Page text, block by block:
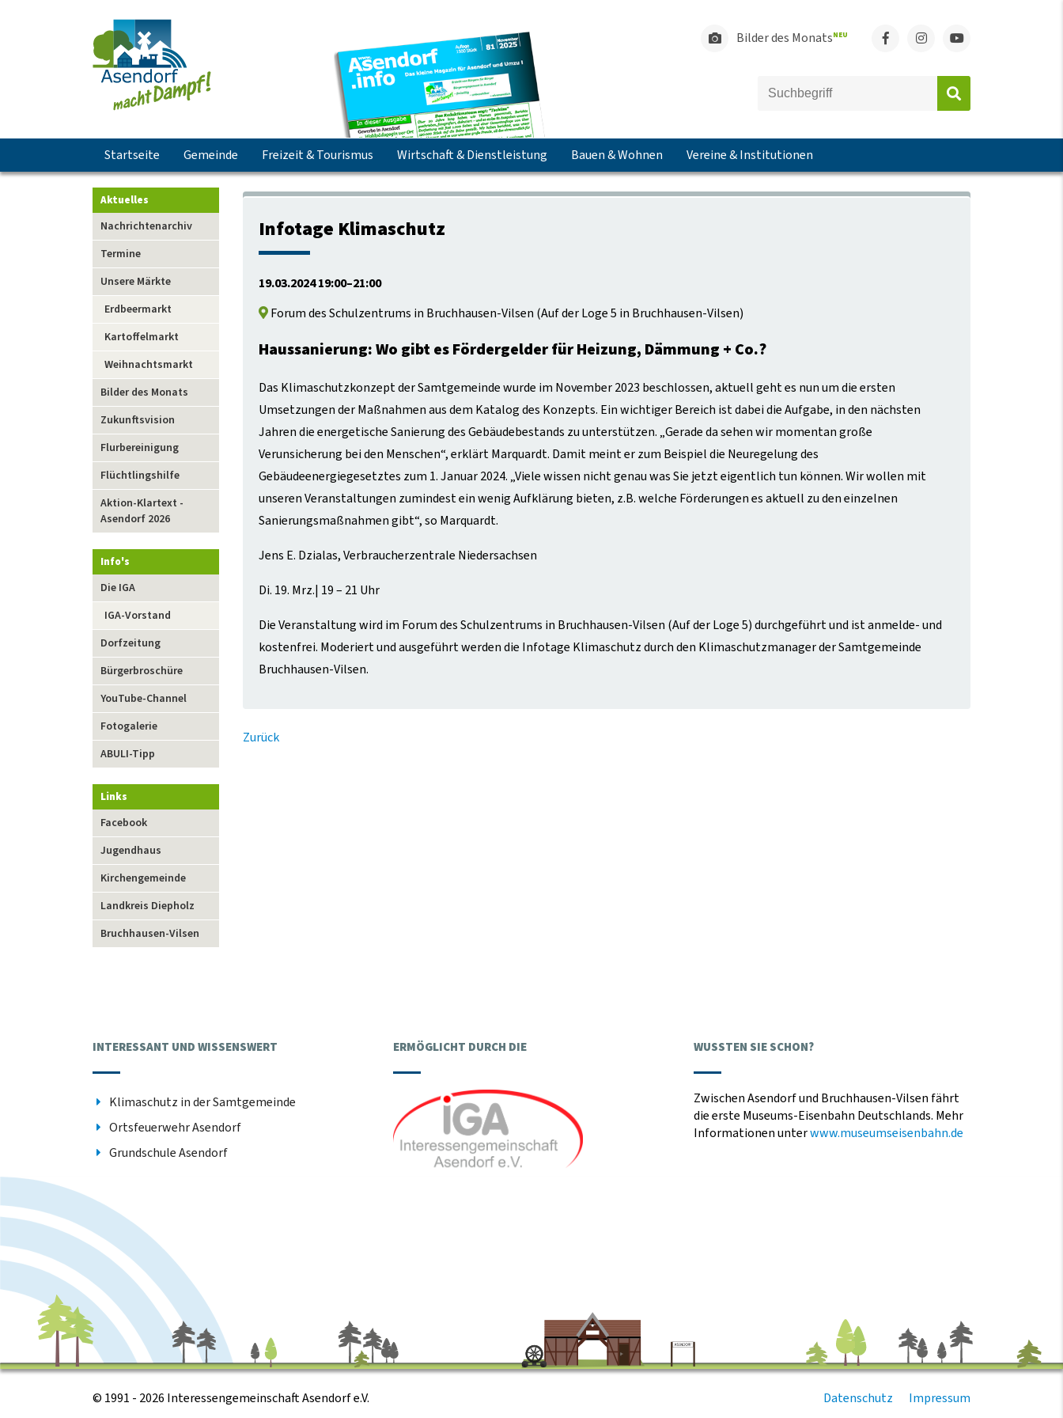
Jetzt herunterladen & lesen!
Bilder des MonatsNEU
Navigation
überspringen
Startseite Gemeinde Freizeit & Tourismus Wirtschaft & Dienstleistung Bauen & Wohnen Vereine & Institutionen
Aktuelles
Navigation
überspringen
Nachrichtenarchiv
Termine
Unsere Märkte
Erdbeermarkt
Kartoffelmarkt
Weihnachtsmarkt
Bilder des Monats
Zukunftsvision
Flurbereinigung
Flüchtlingshilfe
Aktion-Klartext -
Asendorf 2026
Info's
Navigation
überspringen
Die IGA
IGA-Vorstand
Dorfzeitung
Bürgerbroschüre
YouTube-Channel
Fotogalerie
ABULI-Tipp
Links
Navigation
überspringen
Facebook
Jugendhaus
Kirchengemeinde
Landkreis Diepholz
Bruchhausen-Vilsen
Infotage Klimaschutz
19.03.2024 19:00–21:00
Forum des Schulzentrums in Bruchhausen-Vilsen (Auf der Loge 5 in Bruchhausen-Vilsen)
Haussanierung: Wo gibt es Fördergelder für Heizung, Dämmung + Co.?
Das Klimaschutzkonzept der Samtgemeinde wurde im November 2023 beschlossen, aktuell geht es nun um die ersten
Umsetzungen der Maßnahmen aus dem Katalog des Konzepts. Ein wichtiger Bereich ist dabei die Aufgabe, in den nächsten
Jahren die energetische Sanierung des Gebäudebestands zu unterstützen. „Gerade da sehen wir momentan große
Verunsicherung bei den Menschen“, erklärt Marquardt. Damit meint er zum Beispiel die Neuregelung des
Gebäudeenergiegesetztes zum 1. Januar 2024. „Viele wissen nicht genau was Sie jetzt eigentlich tun können. Wir wollen mit
unseren Veranstaltungen zumindest ein wenig Aufklärung bieten, z.B. welche Förderungen es aktuell zu den einzelnen
Sanierungsmaßnahmen gibt“, so Marquardt.
Jens E. Dzialas, Verbraucherzentrale Niedersachsen
Di. 19. Mrz.| 19 – 21 Uhr
Die Veranstaltung wird im Forum des Schulzentrums in Bruchhausen-Vilsen (Auf der Loge 5) durchgeführt und ist anmelde- und
kostenfrei. Moderiert und ausgeführt werden die Infotage Klimaschutz durch den Klimaschutzmanager der Samtgemeinde
Bruchhausen-Vilsen.
Zurück
INTERESSANT UND WISSENSWERT
Klimaschutz in der Samtgemeinde
Ortsfeuerwehr Asendorf
Grundschule Asendorf
ERMÖGLICHT DURCH DIE WUSSTEN SIE SCHON?
Zwischen Asendorf und Bruchhausen-Vilsen fährt
die erste Museums-Eisenbahn Deutschlands. Mehr
Informationen unterwww.museumseisenbahn.de
© 1991 - 2026 Interessengemeinschaft Asendorf e.V. Datenschutz Impressum